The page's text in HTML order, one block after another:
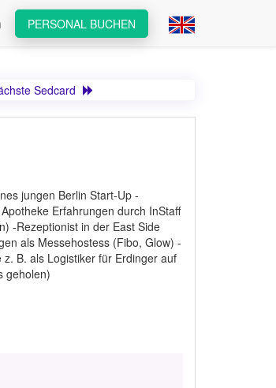
PERSONAL BUCHEN
Sedcard
jungen Berlin Start-Up -
Erfahrungen durch InStaff
-Rezeptionist in der East Side
als Messehostess (Fibo, Glow) -
B. als Logistiker für Erdinger auf
geholen)